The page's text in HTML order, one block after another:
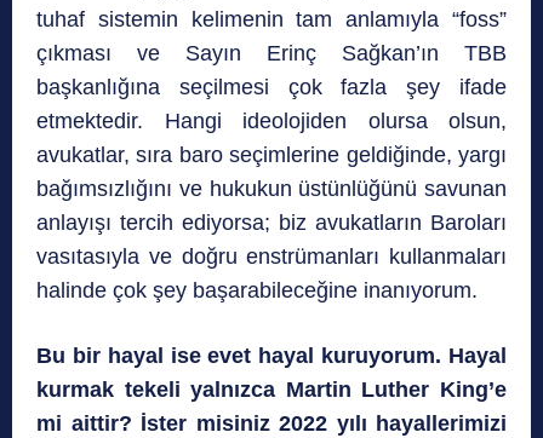
tuhaf sistemin kelimenin tam anlamıyla “foss”
çıkması ve Sayın Erinç Sağkan’ın TBB
başkanlığına seçilmesi çok fazla şey ifade
etmektedir. Hangi ideolojiden olursa olsun,
avukatlar, sıra baro seçimlerine geldiğinde, yargı
bağımsızlığını ve hukukun üstünlüğünü savunan
anlayışı tercih ediyorsa; biz avukatların Baroları
vasıtasıyla ve doğru enstrümanları kullanmaları
halinde çok şey başarabileceğine inanıyorum.
Bu bir hayal ise evet hayal kuruyorum. Hayal
kurmak tekeli yalnızca Martin Luther King’e
mi aittir? İster misiniz 2022 yılı hayallerimizi